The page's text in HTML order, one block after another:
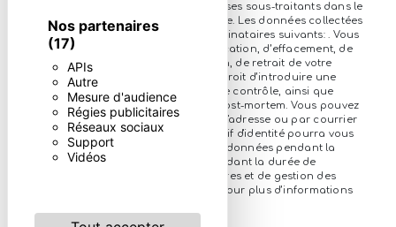
Nos partenaires
(17)
APIs
Autre
Mesure d'audience
Régies publicitaires
Réseaux sociaux
Support
Vidéos
informatisé. Elles sont destinées à et ses sous-traitants dans le
seul but de répondre à votre message. Les données collectées
seront communiquées aux seuls destinataires suivants: . Vous
disposez de droits d’accès, de rectification, d’effacement, de
portabilité, de limitation, d’opposition, de retrait de votre
consentement à tout moment et du droit d’introduire une
réclamation auprès d’une autorité de contrôle, ainsi que
d’organiser le sort de vos données post-mortem. Vous pouvez
exercer ces droits par voie postale à l'adresse ou par courrier
électronique à l'adresse . Un justificatif d'identité pourra vous
être demandé. Nous conservons vos données pendant la
période de prise de contact puis pendant la durée de
prescription légale aux fins probatoires et de gestion des
contentieux. Consultez le site cnil.fr pour plus d’informations